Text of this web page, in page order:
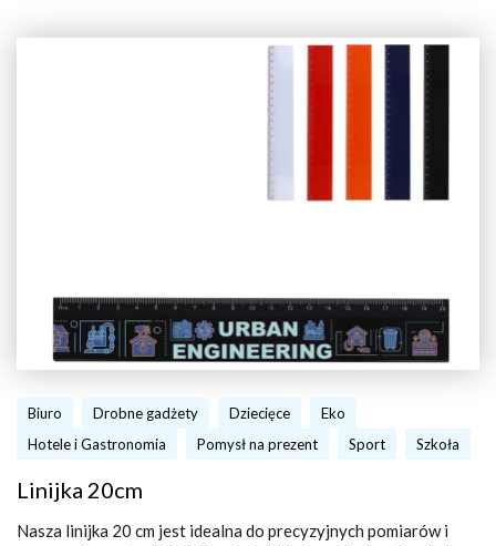
Biuro Drobne gadżety Dziecięce
Eko
Hotele i Gastronomia
Pomysł na prezent Sport Szkoła
Linijka 20cm
Nasza linijka 20 cm jest idealna do precyzyjnych pomiarów i